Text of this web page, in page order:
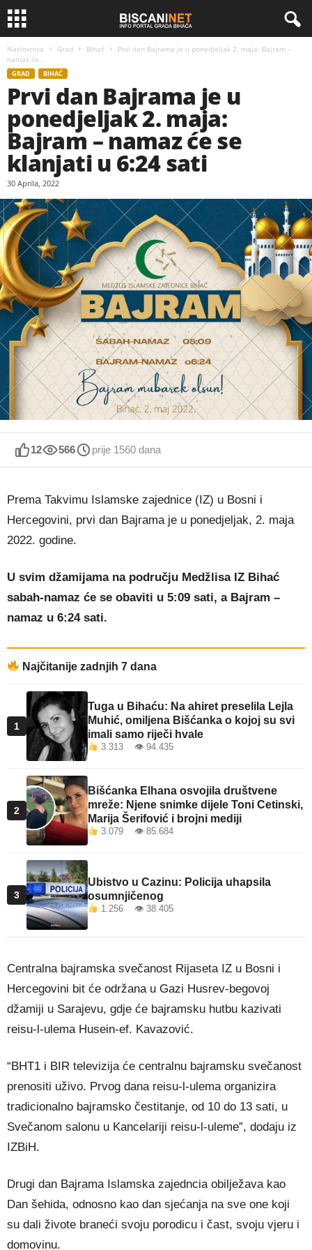
Naslovnica Grad Bihać
Prvi dan Bajrama je u ponedjeljak 2. maja: Bajram –
namaz će...
GRAD BIHAĆ
Prvi dan Bajrama je u
ponedjeljak 2. maja:
Bajram – namaz će se
klanjati u 6:24 sati
30 Aprila, 2022
12 566 prije 1560 dana
Prema Takvimu Islamske zajednice (IZ) u Bosni i
Hercegovini, prvi dan Bajrama je u ponedjeljak, 2. maja
2022. godine.
U svim džamijama na području Medžlisa IZ Bihać
sabah-namaz će se obaviti u 5:09 sati, a Bajram –
namaz u 6:24 sati.
Najčitanije zadnjih 7 dana
1
Tuga u Bihaću: Na ahiret preselila Lejla
Muhić, omiljena Bišćanka o kojoj su svi
imali samo riječi hvale
3.313 👁 94.435
2
Bišćanka Elhana osvojila društvene
mreže: Njene snimke dijele Toni Cetinski,
Marija Šerifović i brojni mediji
3.079 👁 85.684
3
Ubistvo u Cazinu: Policija uhapsila
osumnjičenog
1.256 👁 38.405
Centralna bajramska svečanost Rijaseta IZ u Bosni i
Hercegovini bit će održana u Gazi Husrev-begovoj
džamiji u Sarajevu, gdje će bajramsku hutbu kazivati
reisu-l-ulema Husein-ef. Kavazović.
“BHT1 i BIR televizija će centralnu bajramsku svečanost
prenositi uživo. Prvog dana reisu-l-ulema organizira
tradicionalno bajramsko čestitanje, od 10 do 13 sati, u
Svečanom salonu u Kancelariji reisu-l-uleme”, dodaju iz
IZBiH.
Drugi dan Bajrama Islamska zajedncia obilježava kao
Dan šehida, odnosno kao dan sjećanja na sve one koji
su dali živote braneći svoju porodicu i čast, svoju vjeru i
domovinu.